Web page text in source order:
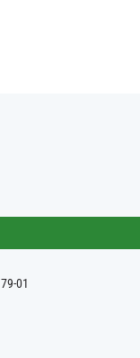
01